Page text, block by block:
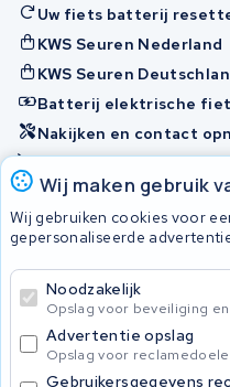
Wij maken gebruik
Wij gebruiken cookies voor
gepersonaliseerde
Noodzakelijk
Opslag voor beveiliging
Advertentie opslag
Opslag voor
Gebruikersgegevens
Uw fiets batterij
KWS Seuren Nederland
KWS Seuren
Batterij elektrische
Nakijken en contact
Onherstelbaar
Accu's
© 2026